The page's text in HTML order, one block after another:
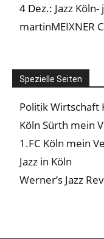
4 Dez.: Jazz
martinMEIXNER
Spezielle Seiten
Politik Wirtschaft
Köln Sürth mein
1.FC Köln mein
Jazz in Köln
Werner’s Jazz